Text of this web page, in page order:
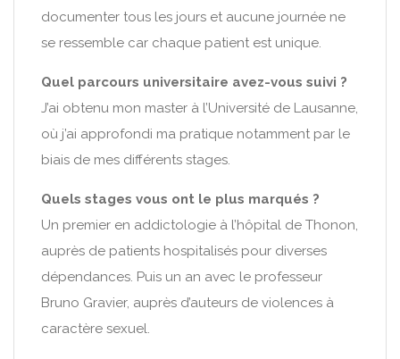
documenter tous les jours et aucune journée ne
se ressemble car chaque patient est unique.
Quel parcours universitaire avez-vous suivi ?
J’ai obtenu mon master à l’Université de Lausanne,
où j’ai approfondi ma pratique notamment par le
biais de mes différents stages.
Quels stages vous ont le plus marqués ?
Un premier en addictologie à l’hôpital de Thonon,
auprès de patients hospitalisés pour diverses
dépendances. Puis un an avec le professeur
Bruno Gravier, auprès d’auteurs de violences à
caractère sexuel.